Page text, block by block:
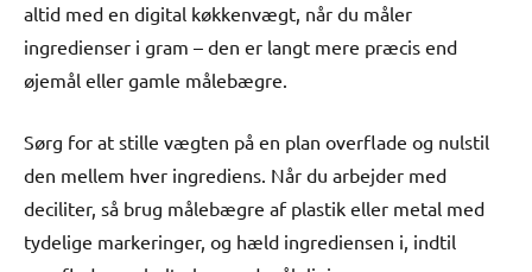
altid med en digital køkkenvægt, når du måler
ingredienser i gram – den er langt mere præcis end
øjemål eller gamle målebægre.
Sørg for at stille vægten på en plan overflade og nulstil
den mellem hver ingrediens. Når du arbejder med
deciliter, så brug målebægre af plastik eller metal med
tydelige markeringer, og hæld ingrediensen i, indtil